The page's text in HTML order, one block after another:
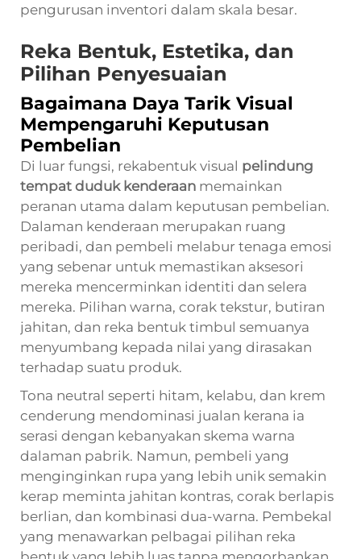
pengurusan inventori dalam skala besar.
Reka Bentuk, Estetika, dan
Pilihan Penyesuaian
Bagaimana Daya Tarik Visual
Mempengaruhi Keputusan
Pembelian
Di luar fungsi, rekabentuk visual pelindung
tempat duduk kenderaan memainkan
peranan utama dalam keputusan pembelian.
Dalaman kenderaan merupakan ruang
peribadi, dan pembeli melabur tenaga emosi
yang sebenar untuk memastikan aksesori
mereka mencerminkan identiti dan selera
mereka. Pilihan warna, corak tekstur, butiran
jahitan, dan reka bentuk timbul semuanya
menyumbang kepada nilai yang dirasakan
terhadap suatu produk.
Tona neutral seperti hitam, kelabu, dan krem
cenderung mendominasi jualan kerana ia
serasi dengan kebanyakan skema warna
dalaman pabrik. Namun, pembeli yang
menginginkan rupa yang lebih unik semakin
kerap meminta jahitan kontras, corak berlapis
berlian, dan kombinasi dua-warna. Pembekal
yang menawarkan pelbagai pilihan reka